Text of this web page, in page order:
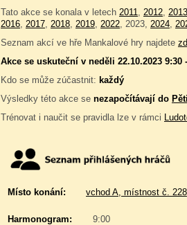
Tato akce se konala v letech 2011, 2012, 2013
2016, 2017, 2018, 2019, 2022, 2023, 2024,
Seznam akcí ve hře Mankalové hry najdete
Akce se uskuteční v neděli 22.10.2023 9:30
Kdo se může zúčastnit: každý
Výsledky této akce se nezapočítávají do
Trénovat i naučit se pravidla lze v rámci
Místo konání: vchod A, místnost č.
Harmonogram: 9:00